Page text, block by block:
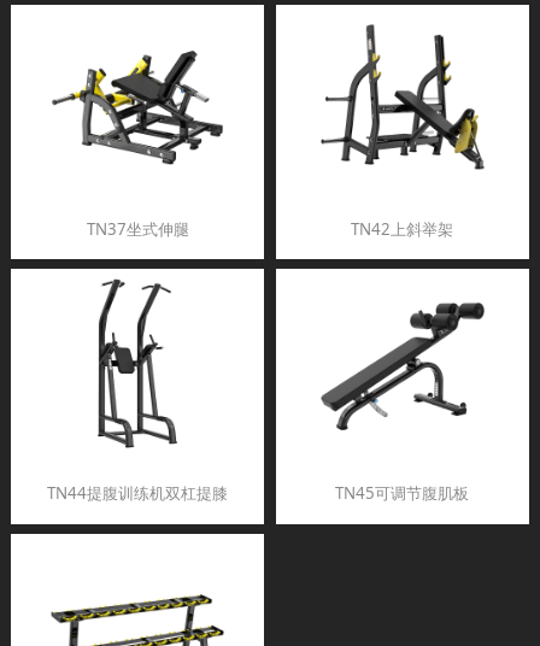
TN37坐式伸腿 TN42上斜举架
TN44提腹训练机双杠提膝 TN45可调节腹肌板